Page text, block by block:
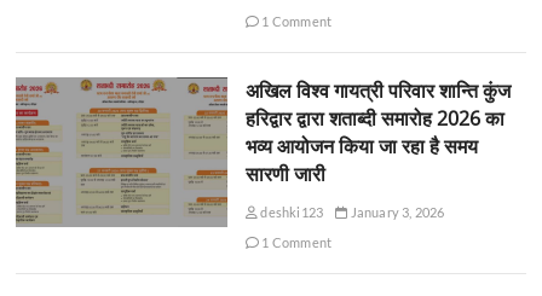
1 Comment
अखिल विश्व गायत्री परिवार शान्ति कुंज
हरिद्वार द्वारा शताब्दी समारोह 2026 का
भव्य आयोजन किया जा रहा है समय
सारणी जारी
deshki123
January 3, 2026
1 Comment